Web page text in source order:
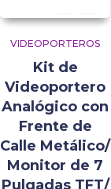
VIDEOPORTEROS
Kit de
Videoportero
Analógico con
Frente de
Calle Metálico/
Monitor de 7
Pulgadas TFT/